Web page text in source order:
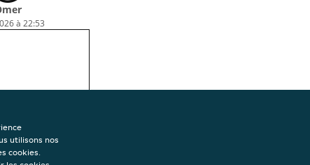
à 22:53
utilisons nos
cookies.